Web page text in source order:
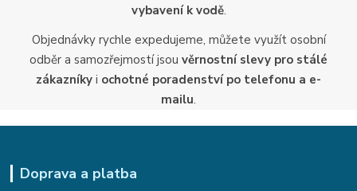
vybavení k vodě.
Objednávky rychle expedujeme, můžete využít osobní
odběr a samozřejmostí jsou věrnostní slevy pro stálé
zákazníky i ochotné poradenství po telefonu a e-
mailu.
Doprava a platba